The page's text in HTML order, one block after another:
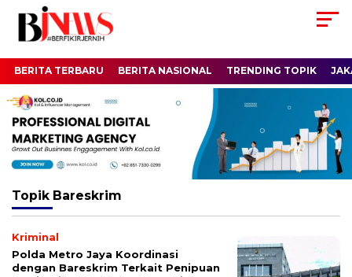
BERITA TERBARU BERITA NASIONAL TRENDING TOPIK
Topik Bareskrim
Kriminal
Polda Metro Jaya Koordinasi
dengan Bareskrim Terkait Penipuan